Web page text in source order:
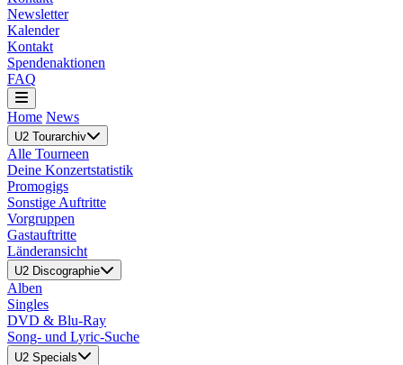
Newsletter
Kalender
Kontakt
Spendenaktionen
FAQ
Home News
U2 Tourarchiv
Alle Tourneen
Deine Konzertstatistik
Promogigs
Sonstige Auftritte
Vorgruppen
Gastauftritte
Länderansicht
U2 Discographie
Alben
Singles
DVD & Blu-Ray
Song- und Lyric-Suche
U2 Specials